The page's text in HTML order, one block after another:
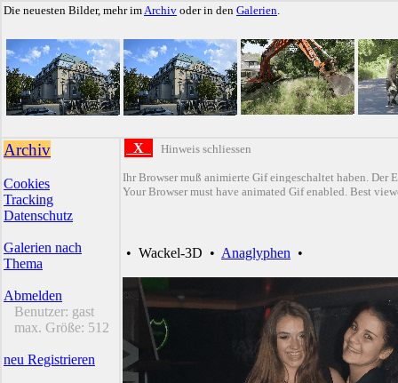
Die neuesten Bilder, mehr imArchiv oder in den Galerien.
Archiv
Cookies
Tracking
Datenschutz
Galerien nach
Thema
Abmelden
Benutzer: gast
max. Größe: 512
neu Registrieren
X Hinweis schliessen
Ihr Browser muß animierte Gif eingeschaltet haben. Der
Your Browser must have animated Gif enabled. Best
• Wackel-3D • Anaglyphen •